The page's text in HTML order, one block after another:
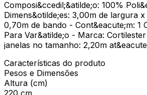
Composi&ccedil;&atilde;o: 100%
Dimens&otilde;es: 3,00m de largura
0,70m de bando - Cont&eacute;m: 1
Para Var&atilde;o - Marca:
janelas no tamanho: 2,20m
Características do produto
Pesos e Dimensões
Altura (cm)
220 cm